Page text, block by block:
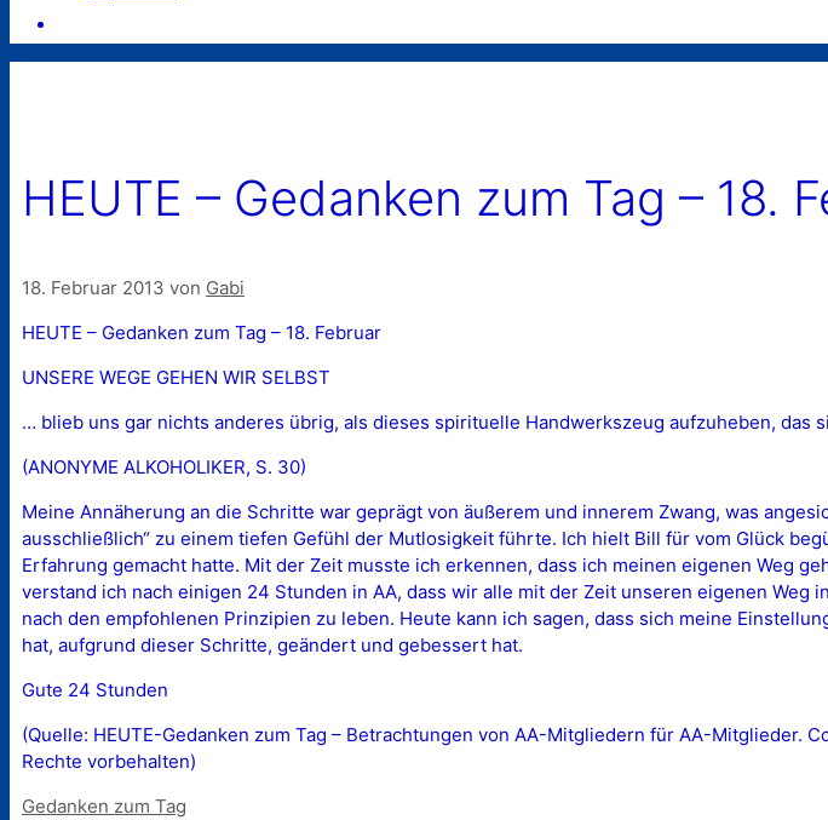
HEUTE – Gedanken zum Tag – 18.
18. Februar 2013 von Gabi
HEUTE – Gedanken zum Tag – 18. Februar
UNSERE WEGE GEHEN WIR SELBST
… blieb uns gar nichts anderes übrig, als dieses spirituelle Handwerkszeug aufzuheben, das
(ANONYME ALKOHOLIKER, S. 30)
Meine Annäherung an die Schritte war geprägt von äußerem und innerem Zwang, was
ausschließlich“ zu einem tiefen Gefühl der Mutlosigkeit führte. Ich hielt Bill für vom Glück
Erfahrung gemacht hatte. Mit der Zeit musste ich erkennen, dass ich meinen eigenen Weg
verstand ich nach einigen 24 Stunden in AA, dass wir alle mit der Zeit unseren eigenen
nach den empfohlenen Prinzipien zu leben. Heute kann ich sagen, dass sich meine
hat, aufgrund dieser Schritte, geändert und gebessert hat.
Gute 24 Stunden
(Quelle: HEUTE-Gedanken zum Tag – Betrachtungen von AA-Mitgliedern für AA-Mitglieder.
Rechte vorbehalten)
Kategorien
Gedanken zum Tag